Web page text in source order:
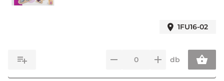
1FU16-02
db